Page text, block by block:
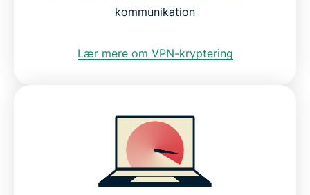
kommunikation
Lær mere om VPN-kryptering